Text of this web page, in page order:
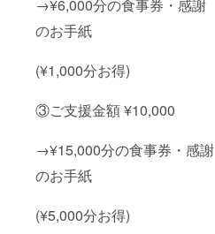
→¥6,000分の食事券・感謝
のお手紙
(¥1,000分お得)
③ご支援金額 ¥10,000
→¥15,000分の食事券・感謝
のお手紙
(¥5,000分お得)